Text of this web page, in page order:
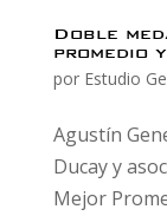
Doble
promedio
por Estudio
Agustín
Ducay y
Mejor